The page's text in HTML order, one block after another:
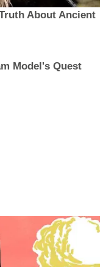
About Ancient
Model's Quest